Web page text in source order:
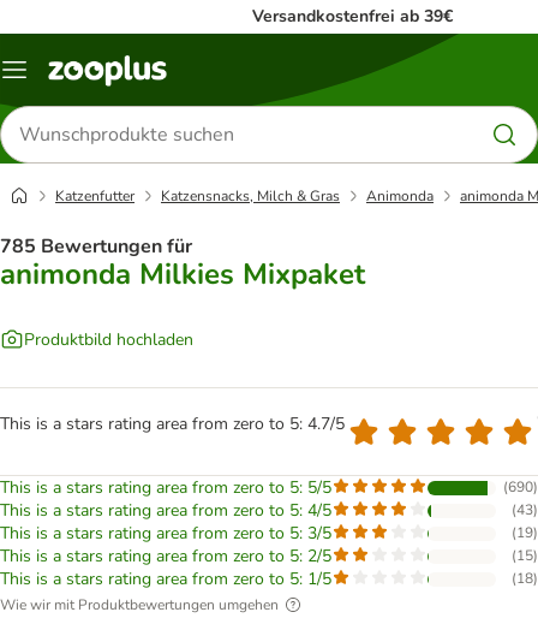
Versandkostenfrei ab 39€
Menü
Produkte
suchen
Katzenfutter Katzensnacks, Milch & Gras Animonda animonda
785 Bewertungen für
animonda Milkies Mixpaket
Produktbild hochladen
This is a stars rating area from zero to 5: 4.7/5
This is a stars rating area from zero to 5: 5/5 (690)
This is a stars rating area from zero to 5: 4/5 (43)
This is a stars rating area from zero to 5: 3/5 (19)
This is a stars rating area from zero to 5: 2/5 (15)
This is a stars rating area from zero to 5: 1/5 (18)
Wie wir mit Produktbewertungen umgehen